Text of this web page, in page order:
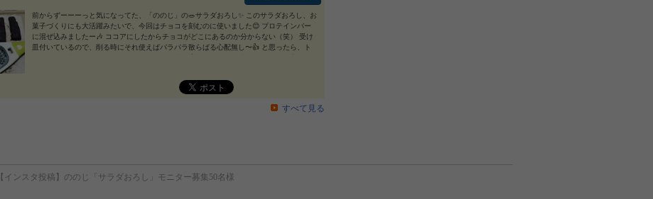
前からずーーーっと気になってた、「ののじ」の🥗サラダおろし✨ このサラダおろし、お
菓子づくりにも大活躍みたいで、今回はチョコを刻むのに使いました😊 プロテインバー
に混ぜ込みましたー🎶 ココアにしたからチョコがどこにあるのか分からない（笑） 受け
皿付いているので、削る時にそれ使えばパラパラ散らばる心配無し〜👍 と思ったら、ト
テイン 65グラム 豆乳 テキトー(50ccくらい) ドライフルーツ、刻んだクルミ、カカオニブ
それぞれテキトー（笑） ののじのサラダおろしでおろしたチョコ(好きなだけ笑) これ全部
0度に予熱したオーブンで30分焼くだけ！ カカオニブ入れてたし、チョコもカカオ高めの
すべて見る
【インスタ投稿】ののじ「サラダおろし」モニター募集50名様